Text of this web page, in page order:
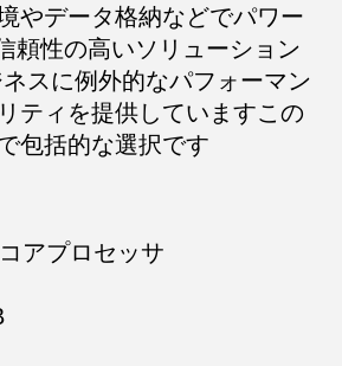
やデータ格納などでパワー
頼性の高いソリューション
スに例外的なパフォーマン
ティを提供していますこの
包括的な選択です
アプロセッサ